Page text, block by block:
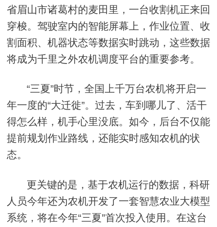
省眉山市诸葛村的麦田里，一台收割机正来回
穿梭。驾驶室内的智能屏幕上，作业位置、收
割面积、机器状态等数据实时跳动，这些数据
将成为千里之外农机调度平台的重要参考。
“三夏”时节，全国上千万台农机将开启一
年一度的“大迁徙”。过去，车到哪儿了、活干
得怎么样，机手心里没底。如今，后台不仅能
提前规划作业路线，还能实时感知农机的状
态。
更关键的是，基于农机运行的数据，科研
人员今年还为农机开发了一套智慧农业大模型
系统，将在今年“三夏”首次投入使用。在这台